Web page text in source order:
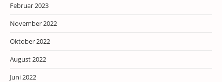
Februar 2023
November 2022
Oktober 2022
August 2022
Juni 2022